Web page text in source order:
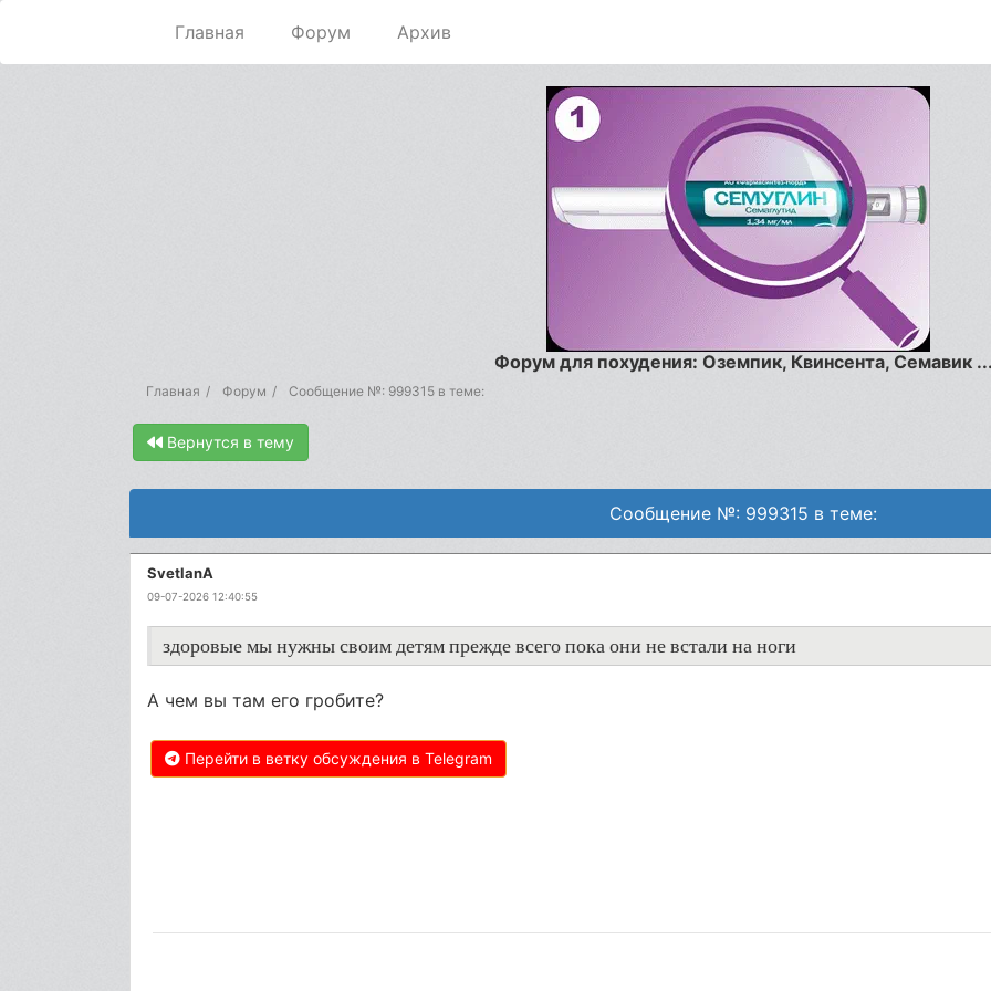
Главная Форум Архив
Форум для похудения: Оземпик, Квинсента, Семавик
Главная Форум Сообщение №: 999315 в теме:
Вернутся в тему
Сообщение №: 999315 в теме:
SvetlanА
09-07-2026 12:40:55
здоровые мы нужны своим детям прежде всего пока они не встали на ноги
А чем вы там его гробите?
Перейти в ветку обсуждения в Telegram